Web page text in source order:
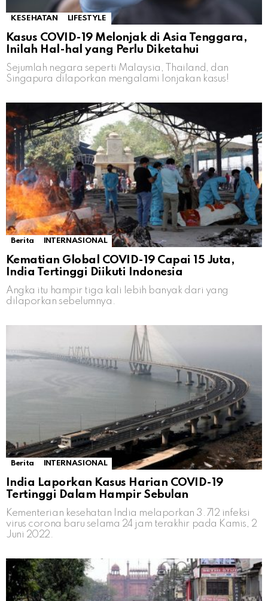
KESEHATAN LIFESTYLE
Kasus COVID-19 Melonjak di Asia Tenggara,
Inilah Hal-hal yang Perlu Diketahui
Sejumlah negara seperti Malaysia, Thailand, dan
Singapura dilaporkan mengalami lonjakan kasus!
Berita INTERNASIONAL
Kematian Global COVID-19 Capai 15 Juta,
India Tertinggi Diikuti Indonesia
Angka itu hampir tiga kali lebih banyak dari yang
dilaporkan sebelumnya.
Berita INTERNASIONAL
India Laporkan Kasus Harian COVID-19
Tertinggi Dalam Hampir Sebulan
Kementerian kesehatan India melaporkan 3.712 infeksi
virus corona baru selama 24 jam terakhir pada Kamis, 2
Juni 2022.